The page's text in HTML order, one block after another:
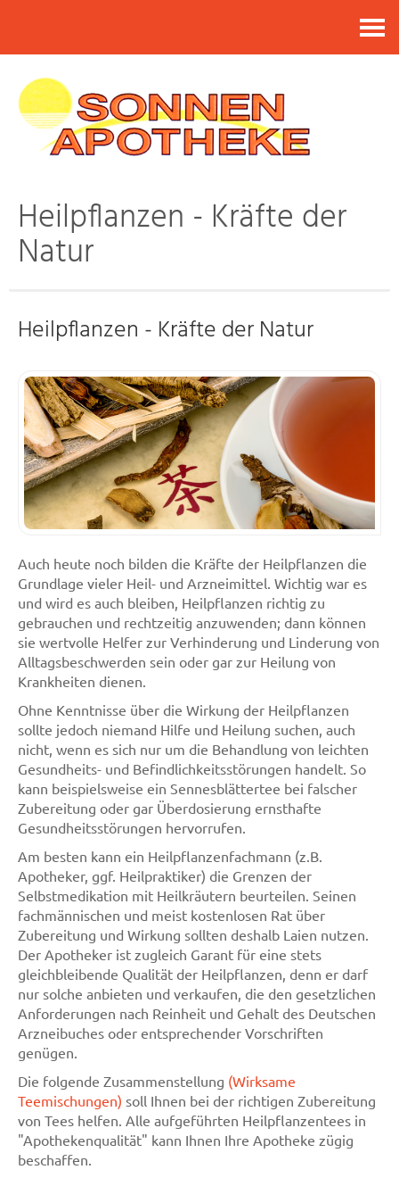
Heilpflanzen - Kräfte der
Natur
Heilpflanzen - Kräfte der Natur
Auch heute noch bilden die Kräfte der Heilpflanzen die
Grundlage vieler Heil- und Arzneimittel. Wichtig war es
und wird es auch bleiben, Heilpflanzen richtig zu
gebrauchen und rechtzeitig anzuwenden; dann können
sie wertvolle Helfer zur Verhinderung und Linderung von
Alltagsbeschwerden sein oder gar zur Heilung von
Krankheiten dienen.
Ohne Kenntnisse über die Wirkung der Heilpflanzen
sollte jedoch niemand Hilfe und Heilung suchen, auch
nicht, wenn es sich nur um die Behandlung von leichten
Gesundheits- und Befindlichkeitsstörungen handelt. So
kann beispielsweise ein Sennesblättertee bei falscher
Zubereitung oder gar Überdosierung ernsthafte
Gesundheitsstörungen hervorrufen.
Am besten kann ein Heilpflanzenfachmann (z.B.
Apotheker, ggf. Heilpraktiker) die Grenzen der
Selbstmedikation mit Heilkräutern beurteilen. Seinen
fachmännischen und meist kostenlosen Rat über
Zubereitung und Wirkung sollten deshalb Laien nutzen.
Der Apotheker ist zugleich Garant für eine stets
gleichbleibende Qualität der Heilpflanzen, denn er darf
nur solche anbieten und verkaufen, die den gesetzlichen
Anforderungen nach Reinheit und Gehalt des Deutschen
Arzneibuches oder entsprechender Vorschriften
genügen.
Die folgende Zusammenstellung (Wirksame
Teemischungen) soll Ihnen bei der richtigen Zubereitung
von Tees helfen. Alle aufgeführten Heilpflanzentees in
"Apothekenqualität" kann Ihnen Ihre Apotheke zügig
beschaffen.